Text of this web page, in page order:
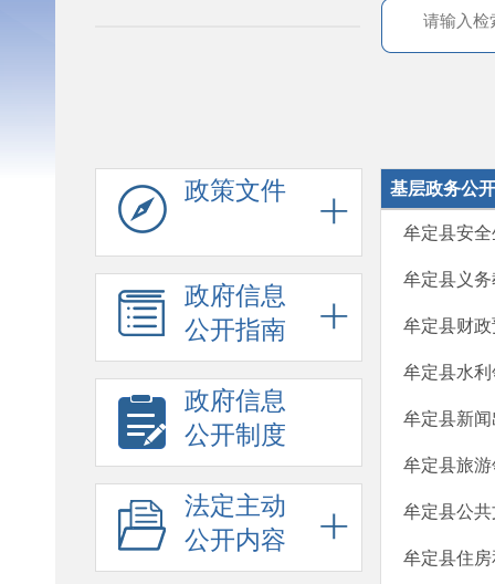
政策文件
政府信息
公开指南
政府信息
公开制度
法定主动
公开内容
基层政务公
牟定县安
牟定县义
牟定县财
牟定县水
牟定县新
牟定县旅
牟定县公
牟定县住